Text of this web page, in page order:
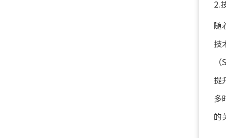
2.
随
技
提
多
的